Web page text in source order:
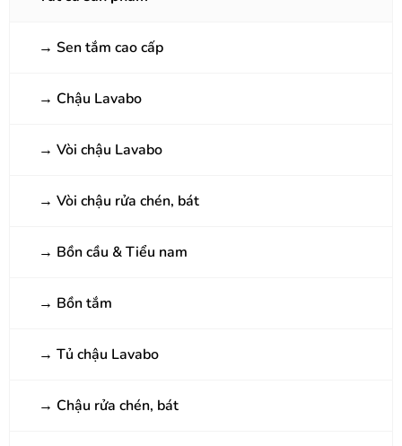
→ Sen tắm cao cấp
→ Chậu Lavabo
→ Vòi chậu Lavabo
→ Vòi chậu rửa chén, bát
→ Bồn cầu & Tiểu nam
→ Bồn tắm
→ Tủ chậu Lavabo
→ Chậu rửa chén, bát